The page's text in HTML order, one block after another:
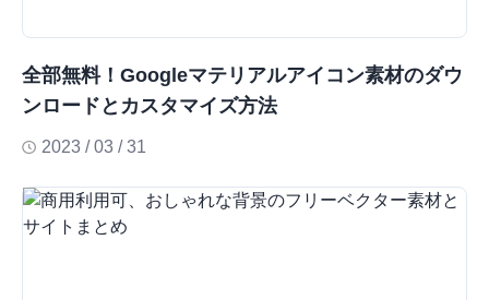
全部無料！Googleマテリアルアイコン素材のダウ
ンロードとカスタマイズ方法
2023 / 03 / 31